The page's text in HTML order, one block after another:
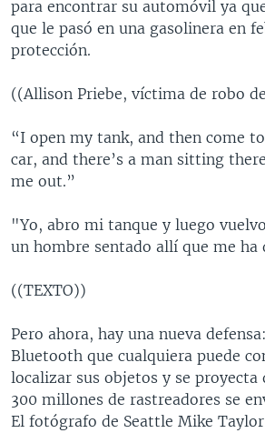
para encontrar su automóvil ya
que le pasó en una gasolinera en
protección.
((Allison Priebe, víctima de robo
“I open my tank, and then come
car, and there’s a man sitting
me out.”
"Yo, abro mi tanque y luego
un hombre sentado allí que me ha
((TEXTO))
Pero ahora, hay una nueva
Bluetooth que cualquiera puede
localizar sus objetos y se proyecta
300 millones de rastreadores se
El fotógrafo de Seattle Mike